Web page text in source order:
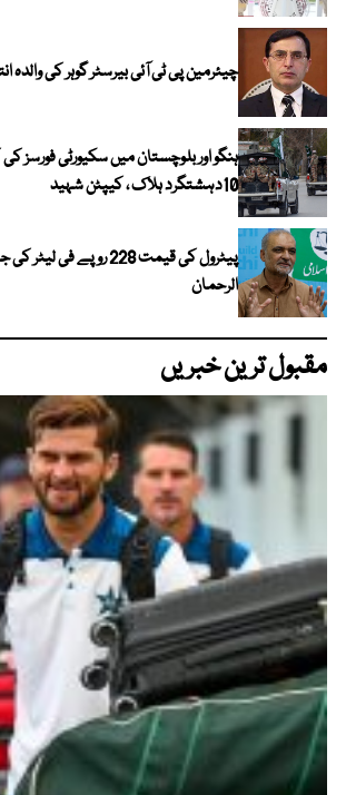
چیئرمین پی ٹی آئی بیرسٹر گوہر کی والدہ
ہنگو اور بلوچستان میں سکیورٹی فورسز کی
10دہشتگرد ہلاک ، کیپٹن شہید
پیٹرول کی قیمت 228 روپے
الرحمان
مقبول ترین خبریں